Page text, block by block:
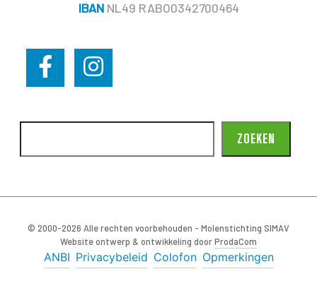
IBAN NL49 RABO0342700464
ZOEKEN
© 2000-2026 Alle rechten voorbehouden - Molenstichting SIMAV
Website ontwerp & ontwikkeling doorProdaCom
ANBI Privacybeleid Colofon Opmerkingen